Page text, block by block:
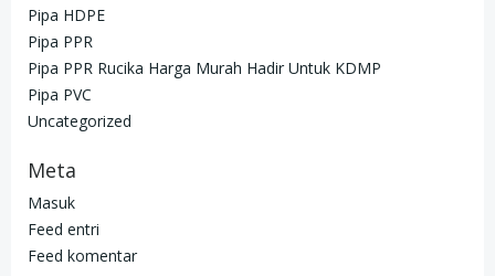
Pipa HDPE
Pipa PPR
Pipa PPR Rucika Harga Murah Hadir Untuk KDMP
Pipa PVC
Uncategorized
Meta
Masuk
Feed entri
Feed komentar